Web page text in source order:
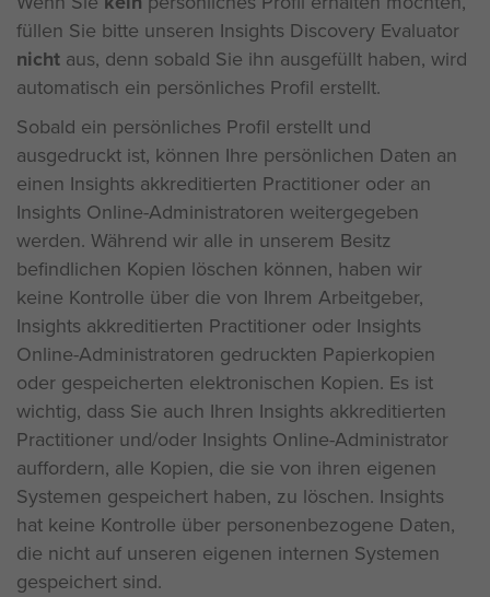
füllen Sie bitte unseren Insights Discovery Evaluator
nicht aus, denn sobald Sie ihn ausgefüllt haben, wird
automatisch ein persönliches Profil erstellt.
Sobald ein persönliches Profil erstellt und
ausgedruckt ist, können Ihre persönlichen Daten an
einen Insights akkreditierten Practitioner oder an
Insights Online-Administratoren weitergegeben
werden. Während wir alle in unserem Besitz
befindlichen Kopien löschen können, haben wir
keine Kontrolle über die von Ihrem Arbeitgeber,
Insights akkreditierten Practitioner oder Insights
Online-Administratoren gedruckten Papierkopien
oder gespeicherten elektronischen Kopien. Es ist
wichtig, dass Sie auch Ihren Insights akkreditierten
Practitioner und/oder Insights Online-Administrator
auffordern, alle Kopien, die sie von ihren eigenen
Systemen gespeichert haben, zu löschen. Insights
hat keine Kontrolle über personenbezogene Daten,
die nicht auf unseren eigenen internen Systemen
gespeichert sind.